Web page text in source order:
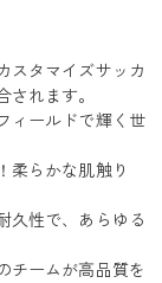
スタマイズサッカ
れます。
ィールドで輝く世
柔らかな肌触り
久性で、あらゆる
チームが高品質を